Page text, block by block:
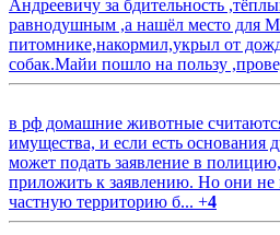
Андреевичу за бдительность
равнодушным ,а нашёл место для
питомнике,накормил,укрыл от
собак.Майи пошло на пользу
в рф домашние животные
имущества, и если есть основания
может подать заявление в полицию,
приложить к заявлению. Но они не
частную территорию б... +4